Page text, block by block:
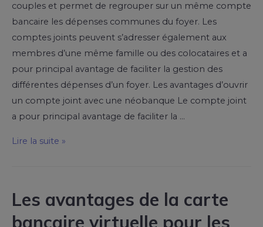
couples et permet de regrouper sur un même compte
bancaire les dépenses communes du foyer. Les
comptes joints peuvent s’adresser également aux
membres d’une même famille ou des colocataires et a
pour principal avantage de faciliter la gestion des
différentes dépenses d’un foyer. Les avantages d’ouvrir
un compte joint avec une néobanque Le compte joint
a pour principal avantage de faciliter la …
Lire la suite »
Les avantages de la carte
bancaire virtuelle pour les